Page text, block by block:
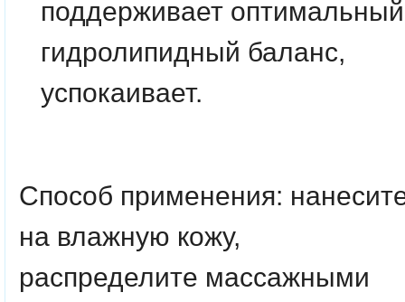
поддерживает оптимальный
гидролипидный баланс,
успокаивает.
Способ применения:
на влажную кожу,
распределите массажными